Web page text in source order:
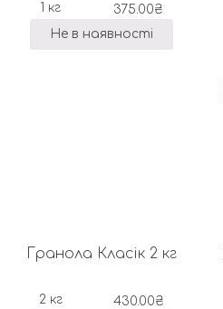
1 кг 375.00₴
Не в наявності
Гранола Класік 2 кг
2 кг 430.00₴